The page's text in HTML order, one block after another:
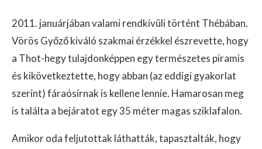
2011. januárjában valami rendkívüli történt Thébában.
Vörös Győző kiváló szakmai érzékkel észrevette, hogy
a Thot-hegy tulajdonképpen egy természetes piramis
és kikövetkeztette, hogy abban (az eddigi gyakorlat
szerint) fáraósírnak is kellene lennie. Hamarosan meg
is találta a bejáratot egy 35 méter magas sziklafalon.
Amikor oda feljutottak láthatták, tapasztalták, hogy